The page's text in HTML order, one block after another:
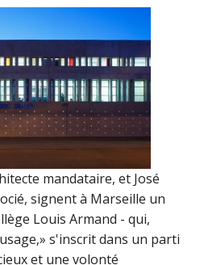
mandataire, et José
signent à Marseille un
Louis Armand - qui,
s'inscrit dans un parti
et une volonté